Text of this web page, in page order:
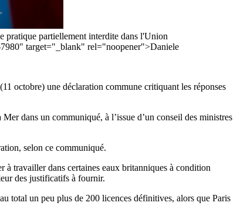
pratique partiellement interdite dans l'Union
target="_blank" rel="noopener">Daniele
octobre) une déclaration commune critiquant les réponses
dans un communiqué, à l’issue d’un conseil des ministres
selon ce communiqué.
à travailler dans certaines eaux britanniques à condition
des justificatifs à fournir.
total un peu plus de 200 licences définitives, alors que Paris